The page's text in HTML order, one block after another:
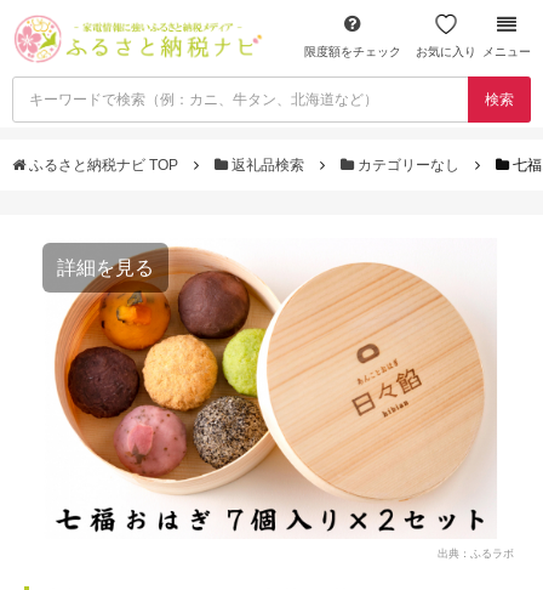
限度額をチェック お気に入り メニュー
検索
ふるさと納税ナビ TOP 返礼品検索 カテゴリーなし 七
詳細を見る
出典：ふるラボ